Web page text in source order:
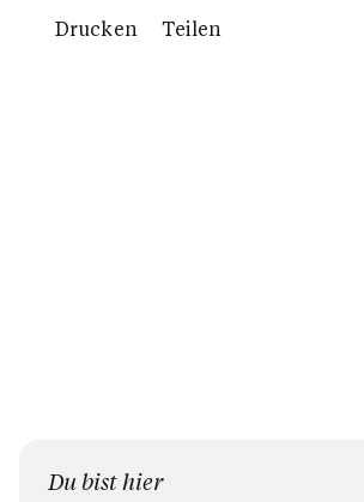
Drucken Teilen
Du bist hier